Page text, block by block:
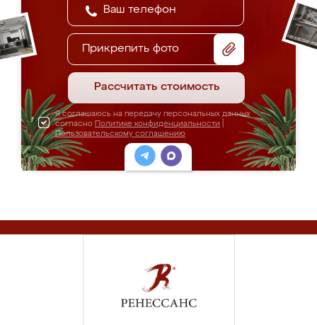
Прикрепить фото
Рассчитать стоимость
Я соглашаюсь на передачу персональных данных
согласно Политике конфиденциальности
Пользовательскому соглашению